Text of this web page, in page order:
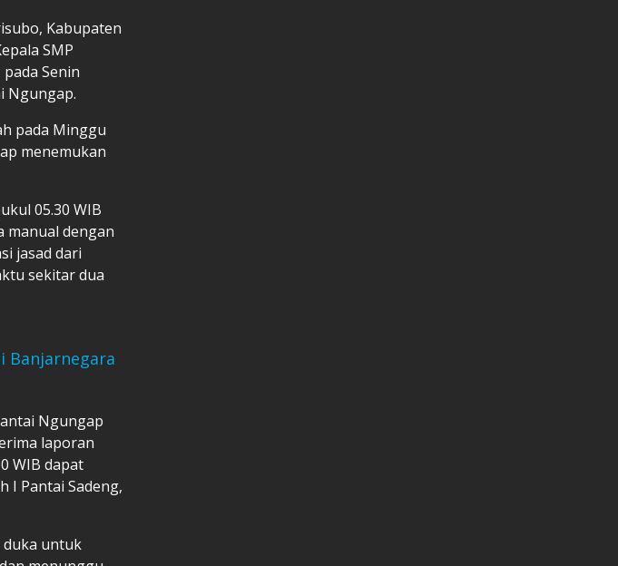
Kabupaten
SMP
Senin
Ngungap.
pada Minggu
menemukan
05.30 WIB
manual dengan
jasad dari
sekitar dua
Banjarnegara
Ngungap
laporan
WIB dapat
I Pantai Sadeng,
duka untuk